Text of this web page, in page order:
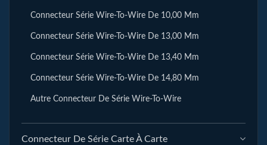
Connecteur Série Wire-To-Wire De 10,00 Mm
Connecteur Série Wire-To-Wire De 13,00 Mm
Connecteur Série Wire-To-Wire De 13,40 Mm
Connecteur Série Wire-To-Wire De 14,80 Mm
Autre Connecteur De Série Wire-To-Wire
Connecteur De Série Carte À Carte